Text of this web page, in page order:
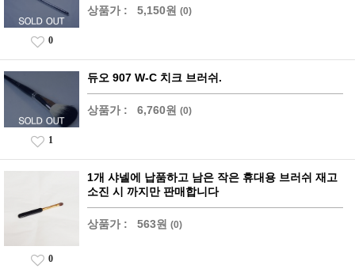
상품가 : 5,150원 (0)
0
듀오 907 W-C 치크 브러쉬.
상품가 : 6,760원 (0)
1
1개 샤넬에 납품하고 남은 작은 휴대용 브러쉬 재고
소진 시 까지만 판매합니다
상품가 : 563원 (0)
0